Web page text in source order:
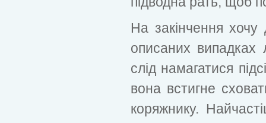
На закінчення
описаних
слід намагатися
вона встигне
коряжнику.